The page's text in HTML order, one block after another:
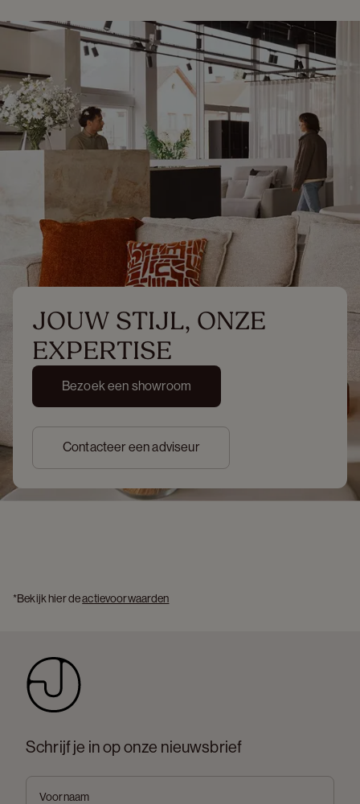
JOUW STIJL, ONZE
EXPERTISE
Bezoek een showroom
Contacteer een adviseur
*Bekijk hier de actievoorwaarden
Schrijf je in op onze nieuwsbrief
Voornaam